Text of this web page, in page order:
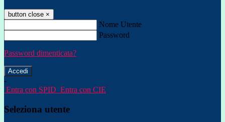
button close ×
Nome Utente
Password
Password dimenticata?
-
Entra con SPID Entra con CIE
Seleziona utente